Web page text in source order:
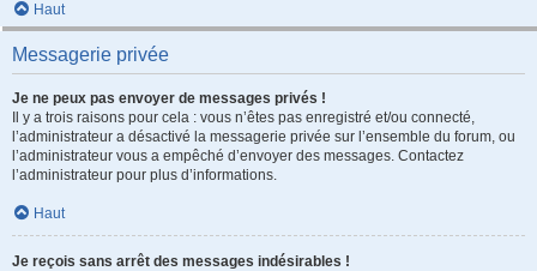
Haut
Messagerie privée
Je ne peux pas envoyer de messages privés !
Il y a trois raisons pour cela : vous n’êtes pas enregistré et/ou connecté,
l’administrateur a désactivé la messagerie privée sur l’ensemble du forum, ou
l’administrateur vous a empêché d’envoyer des messages. Contactez
l’administrateur pour plus d’informations.
Haut
Je reçois sans arrêt des messages indésirables !